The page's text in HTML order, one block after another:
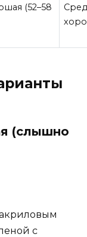
(52–58
(слышно
с